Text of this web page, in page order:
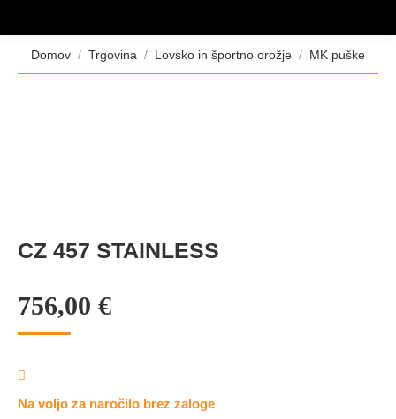
Tukaj ste:
Domov Trgovina Lovsko in športno orožje MK puške
CZ 457 STAINLESS
756,00 €
Na voljo za naročilo brez zaloge